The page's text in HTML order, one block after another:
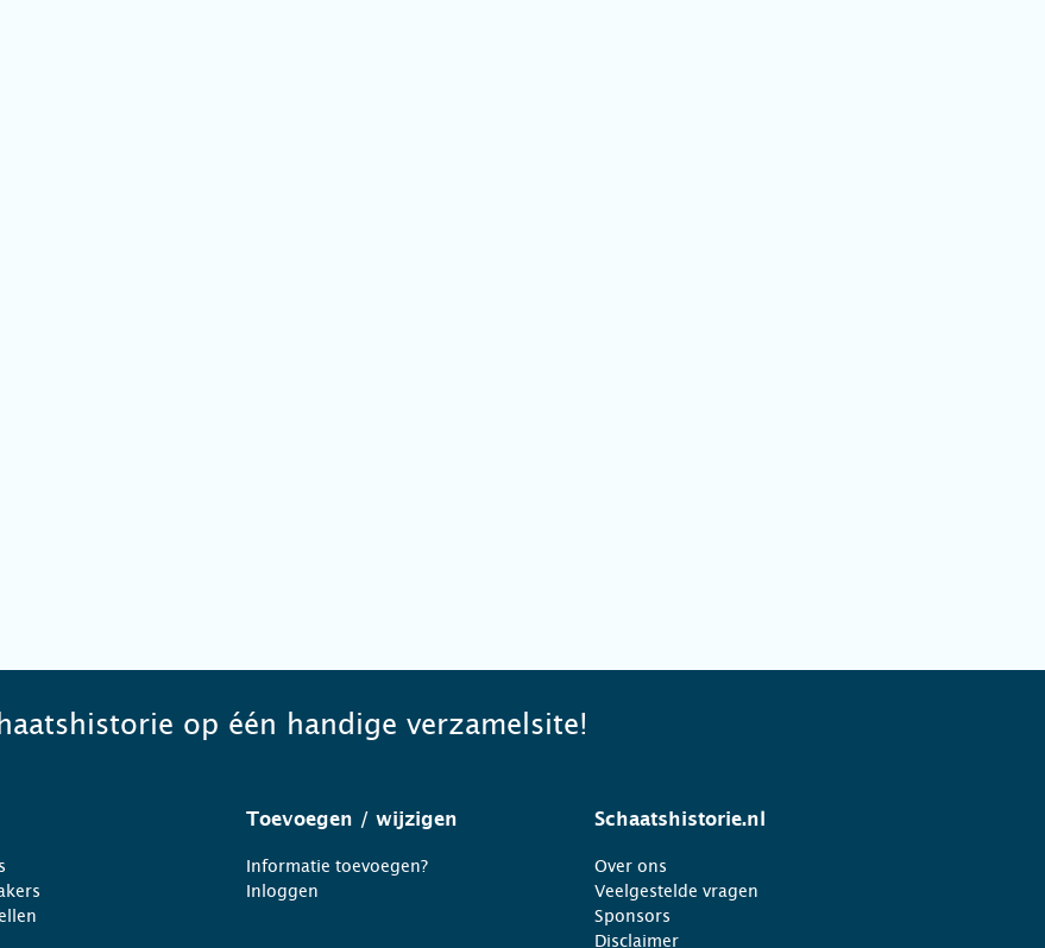
op één handige verzamelsite!
Toevoegen / wijzigen
Informatie toevoegen?
Inloggen
Schaatshistorie.nl
Over ons
Veelgestelde vragen
Sponsors
Disclaimer